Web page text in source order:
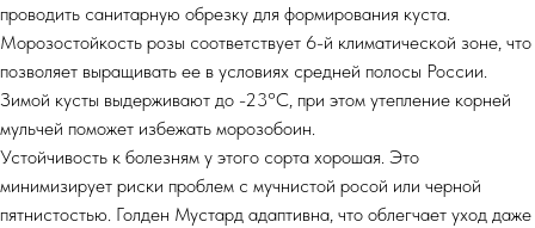
проводить санитарную обрезку для формирования куста.
Морозостойкость розы соответствует 6-й климатической зоне, что
позволяет выращивать ее в условиях средней полосы России.
Зимой кусты выдерживают до -23°C, при этом утепление корней
мульчей поможет избежать морозобоин.
Устойчивость к болезням у этого сорта хорошая. Это
минимизирует риски проблем с мучнистой росой или черной
пятнистостью. Голден Мустард адаптивна, что облегчает уход даже